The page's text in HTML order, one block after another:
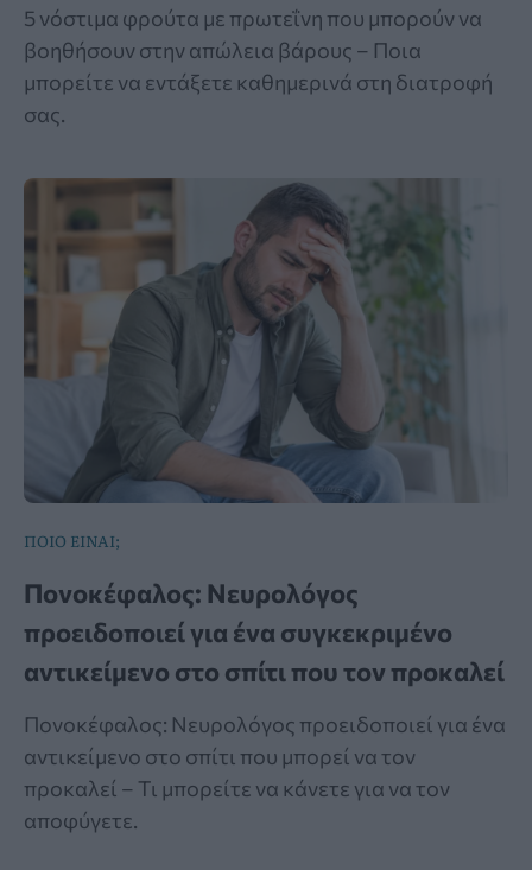
5 νόστιμα φρούτα με πρωτεΐνη που μπορούν να
βοηθήσουν στην απώλεια βάρους – Ποια
μπορείτε να εντάξετε καθημερινά στη διατροφή
σας.
ΠΟΙΟ ΕΙΝΑΙ;
Πονοκέφαλος: Νευρολόγος
προειδοποιεί για ένα συγκεκριμένο
αντικείμενο στο σπίτι που τον προκαλεί
Πονοκέφαλος: Νευρολόγος προειδοποιεί για ένα
αντικείμενο στο σπίτι που μπορεί να τον
προκαλεί – Τι μπορείτε να κάνετε για να τον
αποφύγετε.